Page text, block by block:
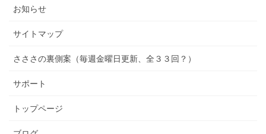
お知らせ
サイトマップ
さささの裏側案（毎週金曜日更新、全３３回？）
サポート
トップページ